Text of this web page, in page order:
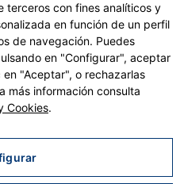
y Resiliencia – Financiado por
por el Reglamento (UE)
y del Consejo, de 12 de febrero
terceros con fines analíticos y
en función de un perfil
de navegación. Puedes
en "Configurar", aceptar
"Aceptar", o rechazarlas
más información consulta
Cookies.